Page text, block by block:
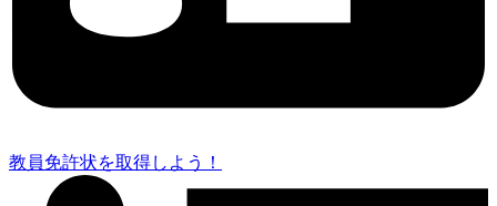
教員免許状を取得しよう！